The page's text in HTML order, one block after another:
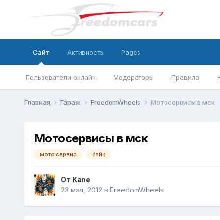
Сайт
Пользователи онлайн Модераторы Правила
Активность Pages
Главная Гараж FreedomWheels Мотосервисы в мск
Мотосервисы в мск
мото сервис байк
От Kane
23 мая, 2012 в FreedomWheels